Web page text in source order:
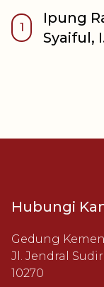
1
Ipung
Syaiful,
Hubungi
Gedung
Jl. Jendral
10270